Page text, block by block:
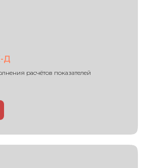
Д
расчётов показателей